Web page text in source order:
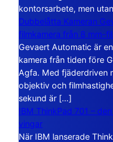
kontorsarbete, men
Dubbelåtta Kameran
filmkamera från 8 mm-
Gevaert Automatic är
kamera från tiden före
Agfa. Med fjäderdriven
objektiv och
sekund är […]
IBM ThinkPad 701 –
vingar
När IBM lanserade